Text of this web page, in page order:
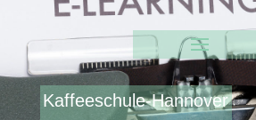
Kaffeeschule-Hannover